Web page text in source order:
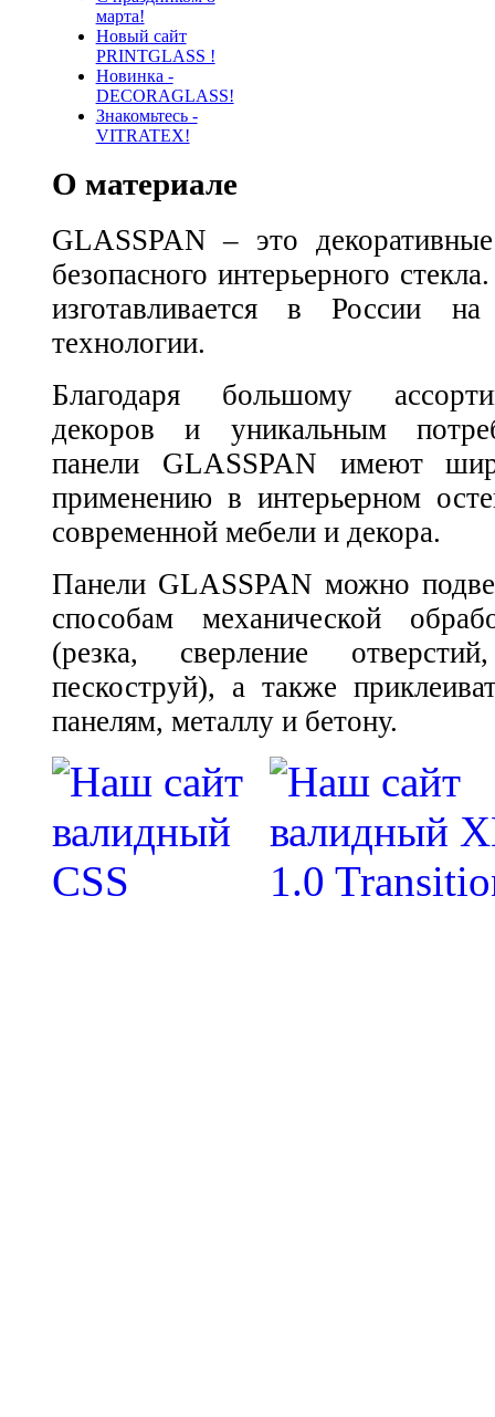
марта!
Новый сайт
PRINTGLASS !
Новинка -
DECORAGLASS!
Знакомьтесь -
VITRATEX!
О материале
GLASSPAN – это
безопасного интерьерного
изготавливается в России
технологии.
Благодаря большому
декоров и уникальным
панели GLASSPAN имеют
применению в интерьерном
современной мебели и декора.
Панели GLASSPAN можно
способам механической
(резка, сверление
пескоструй), а также
панелям, металлу и бетону.